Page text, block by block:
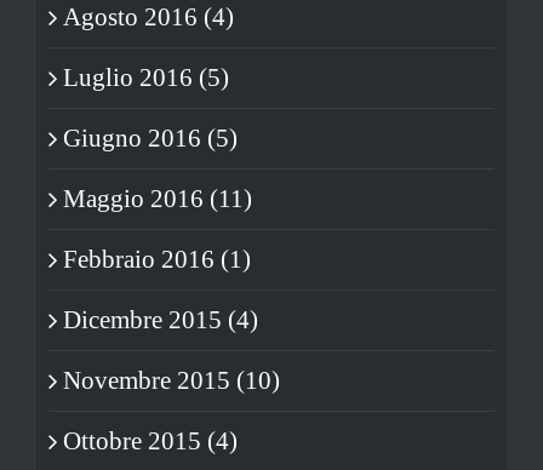
Agosto 2016 (4)
Luglio 2016 (5)
Giugno 2016 (5)
Maggio 2016 (11)
Febbraio 2016 (1)
Dicembre 2015 (4)
Novembre 2015 (10)
Ottobre 2015 (4)